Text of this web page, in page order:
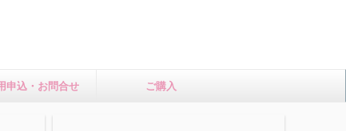
申込・お問合せ ご購入